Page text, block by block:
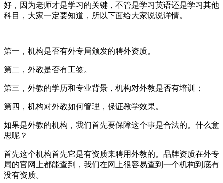
好，因为老师才是学习的关键，不管是学习英语还是学习其他
科目，大家一定要知道，所以下面给大家说说详情。
第一，机构是否有外专局颁发的聘外资质。
第二，外教是否有工签。
第三，外教的学历和专业背景，机构对外教是否有培训；
第四，机构对外教如何管理，保证教学效果。
如果是外教的机构，我们首先要保障这个事是合法的。什么意
思呢？
首先这个机构首先它是有资质来聘用外教的。品牌资质在外专
局的官网上都能查到，我们在网上很容易查到一个机构到底有
没有资质。